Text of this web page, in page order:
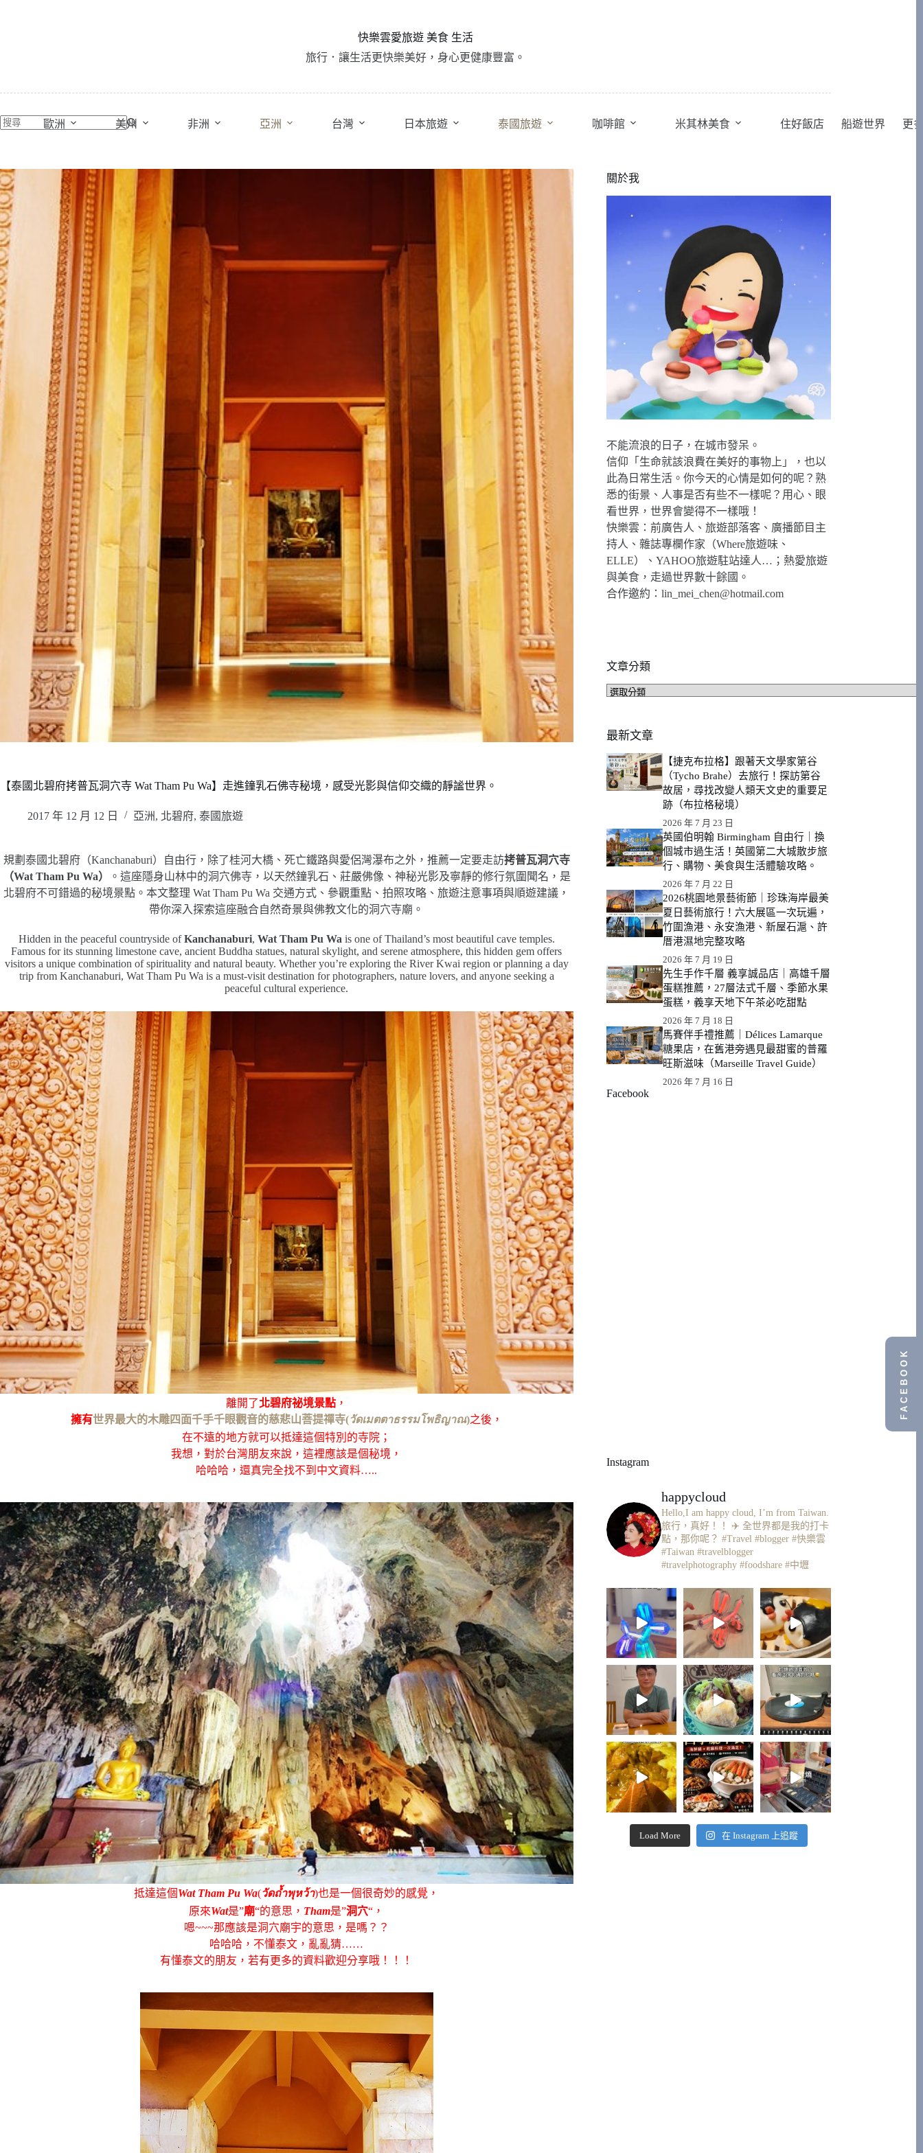
容
快樂雲愛旅遊 美食 生活
旅行．讓生活更快樂美好，身心更健康豐富。
歐洲 美州 非洲 亞洲 台灣 日本旅遊 泰國旅遊 咖啡館 米其林美食 住好飯店 船遊世界 更
【泰國北碧府拷普瓦洞穴寺 Wat Tham Pu Wa】走進鐘乳石佛寺秘境，感受光影與信仰交織的靜謐世界。
2017 年 12 月 12 日 亞洲, 北碧府, 泰國旅遊
規劃泰國北碧府（Kanchanaburi）自由行，除了桂河大橋、死亡鐵路與愛侶灣瀑布之外，推薦一定要走訪拷普瓦洞穴寺
（Wat Tham Pu Wa）
。這座隱身山林中的洞穴佛寺，以天然鐘乳石、莊嚴佛像、神秘光影及寧靜的修行氛圍聞名，是
北碧府不可錯過的秘境景點。本文整理 Wat Tham Pu Wa 交通方式、參觀重點、拍照攻略、旅遊注意事項與順遊建議，
帶你深入探索這座融合自然奇景與佛教文化的洞穴寺廟。
Hidden in the peaceful countryside ofKanchanaburi, Wat Tham Pu Wa is one of Thailand’s most beautiful cave temples.
Famous for its stunning limestone cave, ancient Buddha statues, natural skylight, and serene atmosphere, this hidden gem offers
visitors a unique combination of spirituality and natural beauty. Whether you’re exploring the River Kwai region or planning a day
trip from Kanchanaburi, Wat Tham Pu Wa is a must-visit destination for photographers, nature lovers, and anyone seeking a
peaceful cultural experience.
離開了北碧府祕境景點 ，
擁有世界最大的木雕四面千手千眼觀音的慈悲山菩提禪寺(วัดเมตตาธรรมโพธิญาณ)之後，
在不遠的地方就可以抵達這個特別的寺院；
我想，對於台灣朋友來說，這裡應該是個秘境，
哈哈哈，還真完全找不到中文資料…..
抵達這個Wat Tham Pu Wa(วัดถ้ำพุหว้า)也是一個很奇妙的感覺，
原來Wat是”廟“的意思， Tham是”洞穴“，
嗯~~~那應該是洞穴廟宇的意思，是嗎？？
哈哈哈，不懂泰文，亂亂猜……
有懂泰文的朋友，若有更多的資料歡迎分享哦！！！
關於我
不能流浪的日子，在城市發呆。
信仰「生命就該浪費在美好的事物上」，也以
此為日常生活。你今天的心情是如何的呢？熟
悉的街景、人事是否有些不一樣呢？用心、眼
看世界，世界會變得不一樣哦！
快樂雲：前廣告人、旅遊部落客、廣播節目主
持人、雜誌專欄作家（Where旅遊味、
ELLE）、YAHOO旅遊駐站達人…；熱愛旅遊
與美食，走過世界數十餘國。
合作邀約：lin_mei_chen@hotmail.com
文章分類
文
類
最新文章
【捷克布拉格】跟著天文學家第谷
（Tycho Brahe）去旅行！探訪第谷
故居，尋找改變人類天文史的重要足
跡（布拉格秘境）
2026 年 7 月 23 日
英國伯明翰 Birmingham 自由行｜換
個城市過生活！英國第二大城散步旅
行、購物、美食與生活體驗攻略。
2026 年 7 月 22 日
2026桃園地景藝術節｜珍珠海岸最美
夏日藝術旅行！六大展區一次玩遍，
竹圍漁港、永安漁港、新屋石滬、許
厝港濕地完整攻略
2026 年 7 月 19 日
先生手作千層 義享誠品店｜高雄千層
蛋糕推薦，27層法式千層、季節水果
蛋糕，義享天地下午茶必吃甜點
2026 年 7 月 18 日
馬賽伴手禮推薦｜Délices Lamarque
糖果店，在舊港旁遇見最甜蜜的普羅
旺斯滋味（Marseille Travel Guide）
2026 年 7 月 16 日
Facebook
Instagram
happycloud
Hello,I am happy cloud, I’m from Taiwan.
旅行，真好！！ ✈️ 全世界都是我的打卡
點，那你呢？ #Travel #blogger #快樂雲
#Taiwan #travelblogger
#travelphotography #foodshare #中壢
Load More 在 Instagram 上追蹤
FACEBOOK